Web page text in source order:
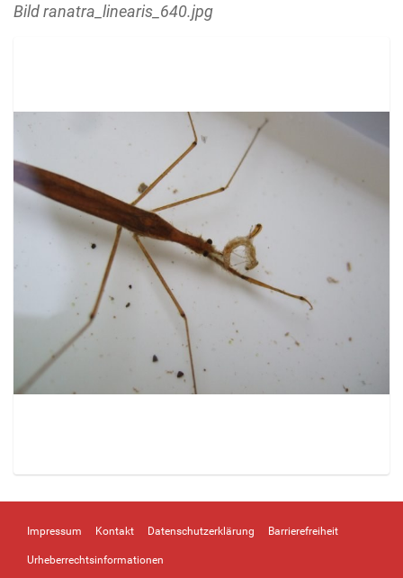
Bild ranatra_linearis_640.jpg
e
g
e
Impressum Kontakt Datenschutzerklärung Barrierefreiheit
Urheberrechtsinformationen